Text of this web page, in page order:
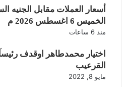
أسعار العملات مقابل الجنيه
الخميس 6 اغسطس 2026 م
منذ 6 ساعات
اختيار محمدطاهر اوقدف
القرعيب
مايو 8, 2022